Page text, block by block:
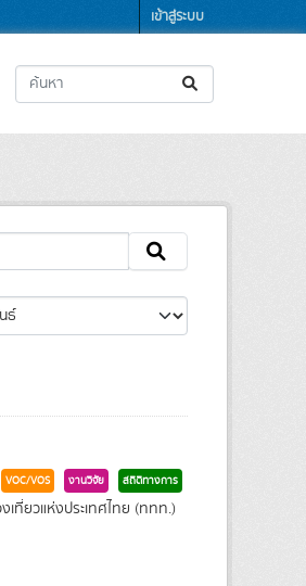
เข้าสู่ระบบ
VOC/VOS งานวิจัย สถิติทางการ
ที่ยวแห่งประเทศไทย (ททท.)